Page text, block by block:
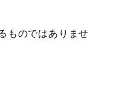
ものではありませ